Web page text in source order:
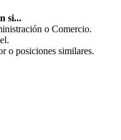
si...
o Comercio.
o posiciones similares.